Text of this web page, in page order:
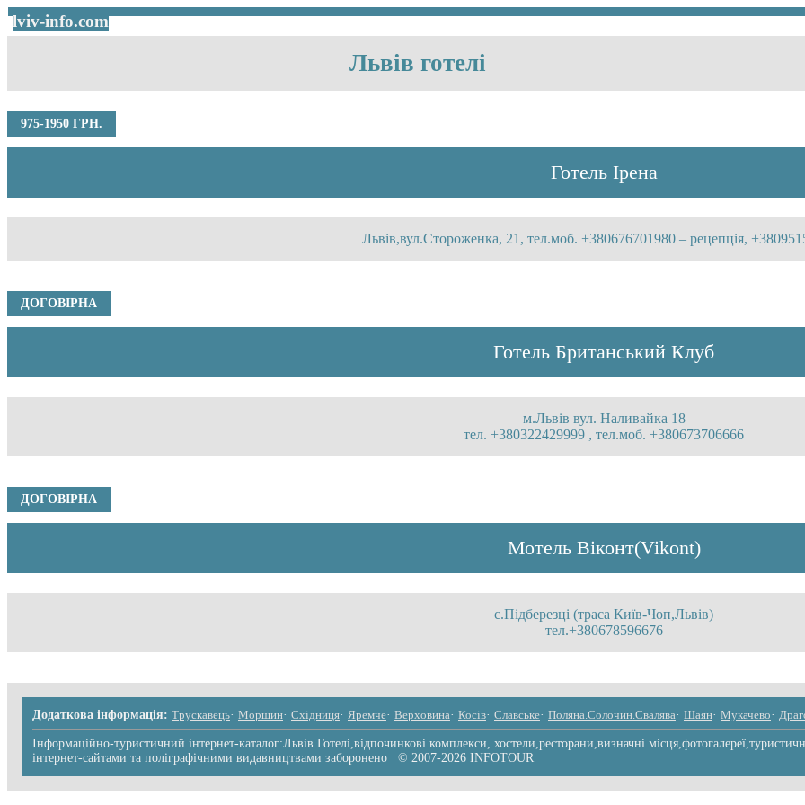
lviv-info.com
Львів готелі
975-1950 ГРН.
Готель Ірена
Львів,вул.Стороженка, 21, тел.моб. +380676701980 – рецепція,
ДОГОВІРНА
Готель Британський Клуб
м.Львів вул. Наливайка 18
тел. +380322429999 , тел.моб. +380673706666
ДОГОВІРНА
Мотель Віконт(Vikont)
с.Підберезці (траса Київ-Чоп,Львів)
тел.+380678596676
Додаткова інформація: Трускавець· Моршин· Східниця· Яремче· Верховина· Косів· Славське· Поляна.Солочин.Свалява· Шаян· Мукачево·
Інформаційно-туристичний інтернет-каталог:Львів.Готелі,відпочинкові комплекси, хостели,ресторани,визначні
інтернет-сайтами та поліграфічними видавництвами заборонено © 2007-2026 INFOTOUR